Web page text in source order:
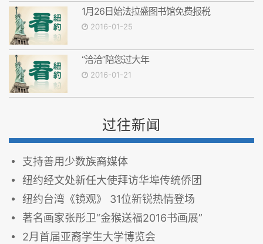
1月26日始法拉盛图书馆免费报税
2016-01-25
“洽洽”陪您过大年
2016-01-21
过往新闻
支持善用少数族裔媒体
纽约经文处新任大使拜访华埠传统侨团
纽约台湾《镜观》 31位新锐热情登场
著名画家张彤卫“金猴送福2016书画展”
2月首届亚裔学生大学博览会